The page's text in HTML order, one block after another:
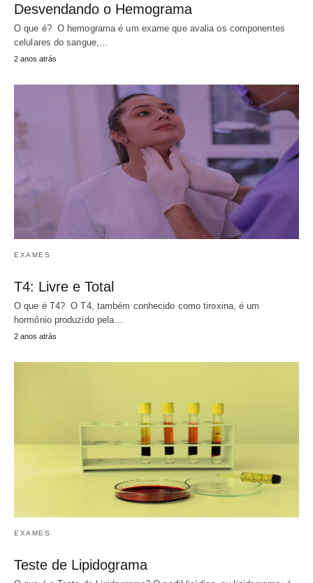
Desvendando o Hemograma
O que é? O hemograma é um exame que avalia os componentes
celulares do sangue,…
2 anos atrás
EXAMES
T4: Livre e Total
O que é T4? O T4, também conhecido como tiroxina, é um
hormônio produzido pela…
2 anos atrás
EXAMES
Teste de Lipidograma